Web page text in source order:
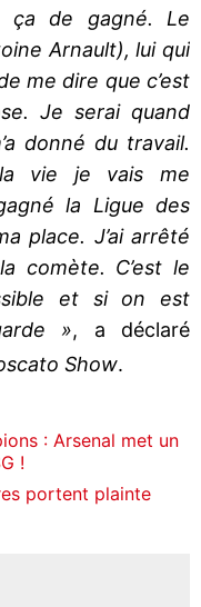
ça de gagné. Le
Arnault), lui qui
me dire que c’est
Je serai quand
donné du travail.
vie je vais me
la Ligue des
place. J’ai arrêté
comète. C’est le
et si on est
», a déclaré
Show.
: Arsenal met un
!
portent plainte